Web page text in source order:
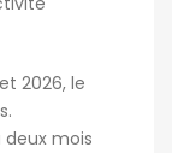
2026, le
deux mois